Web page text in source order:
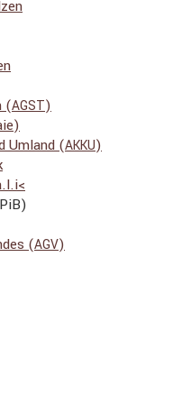
(AGST)
Um­land (AKKU)
(AGV)